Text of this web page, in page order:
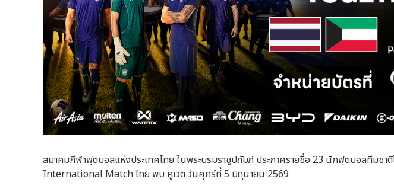
สมาคมกีฬาฟุตบอลแห่งประเทศไทย ในพระบรมราชูปถัมภ์ ประกาศรายชื่อ 23 นักฟุตบอลทีมชา
International Match ไทย พบ คูเวต วันศุกร์ที่ 5 มิถุนายน 2569